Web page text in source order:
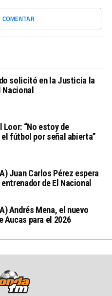
COMENTAR
solicitó en la Justicia la
Nacional
Loor: “No estoy de
fútbol por señal abierta”
Juan Carlos Pérez espera
de El Nacional
Andrés Mena, el nuevo
Aucas para el 2026